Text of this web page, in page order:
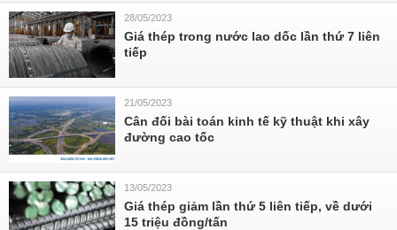
28/05/2023
Giá thép trong nước lao dốc lần thứ 7 liên
tiếp
21/05/2023
Cân đối bài toán kinh tế kỹ thuật khi xây
đường cao tốc
13/05/2023
Giá thép giảm lần thứ 5 liên tiếp, về dưới
15 triệu đồng/tấn